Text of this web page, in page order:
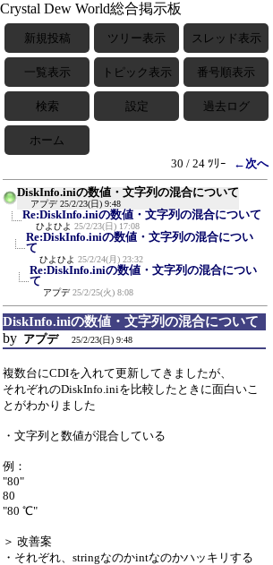
Crystal Dew World総合掲示板
新規投稿 ツリー表示 スレッド表示
一覧表示 トピック表示 番号順表示
検索 設定 過去ログ
ホーム
30 / 24 ﾂﾘｰ
←次へ
DiskInfo.iniの数値・文字列の混合について
アプデ 25/2/23(日) 9:48
Re:DiskInfo.iniの数値・文字列の混合について
ひよひよ 25/2/23(日) 17:08
Re:DiskInfo.iniの数値・文字列の混合につい
て
ひよひよ 25/2/24(月) 23:32
Re:DiskInfo.iniの数値・文字列の混合につい
て
アプデ 25/2/25(火) 8:08
DiskInfo.iniの数値・文字列の混合について
by アプデ 25/2/23(日) 9:48
複数台にCDIを入れて更新してきましたが、
それぞれのDiskInfo.iniを比較したときに面白いこ
とがわかりました
・文字列と数値が混合している
例：
"80"
80
"80 ℃"
＞ 改善案
・それぞれ、stringなのかintなのかハッキリする